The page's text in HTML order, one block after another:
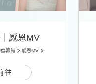
感恩MV
籌備 感恩MV
往